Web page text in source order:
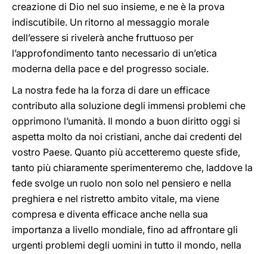
creazione di Dio nel suo insieme, e ne è la prova
indiscutibile. Un ritorno al messaggio morale
dell’essere si rivelerà anche fruttuoso per
l’approfondimento tanto necessario di un’etica
moderna della pace e del progresso sociale.
La nostra fede ha la forza di dare un efficace
contributo alla soluzione degli immensi problemi che
opprimono l’umanità. Il mondo a buon diritto oggi si
aspetta molto da noi cristiani, anche dai credenti del
vostro Paese. Quanto più accetteremo queste sfide,
tanto più chiaramente sperimenteremo che, laddove la
fede svolge un ruolo non solo nel pensiero e nella
preghiera e nel ristretto ambito vitale, ma viene
compresa e diventa efficace anche nella sua
importanza a livello mondiale, fino ad affrontare gli
urgenti problemi degli uomini in tutto il mondo, nella